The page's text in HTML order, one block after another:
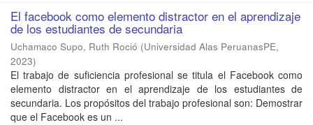
El facebook como elemento distractor en el aprendizaje
de los estudiantes de secundaria
Uchamaco Supo, Ruth Roció (Universidad Alas PeruanasPE,
2023)
El trabajo de suficiencia profesional se titula el Facebook como
elemento distractor en el aprendizaje de los estudiantes de
secundaria. Los propósitos del trabajo profesional son: Demostrar
que el Facebook es un ...